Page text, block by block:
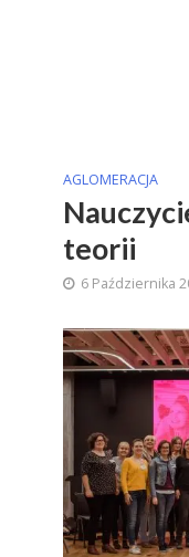
AGLOMERACJA
teorii
6 Października